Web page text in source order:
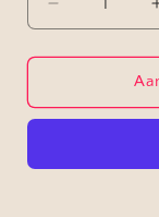
Aantal
verlagen
voor
Ecosysteem
maken